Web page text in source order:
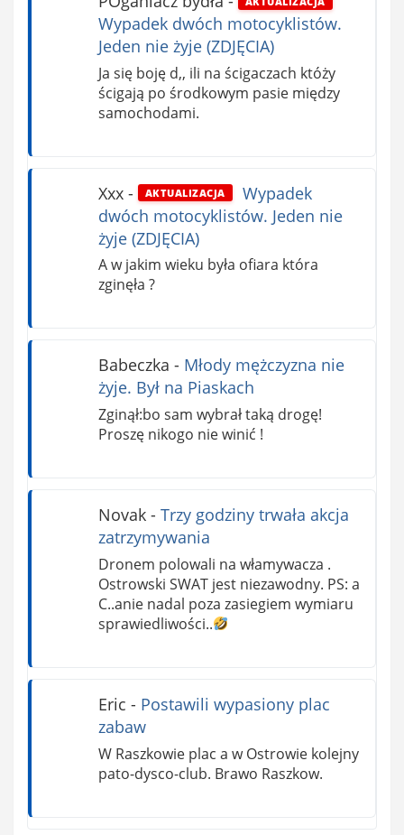
Wypadek dwóch motocyklistów.
Jeden nie żyje (ZDJĘCIA)
Ja się boję d,, ili na ścigaczach któży
ścigają po środkowym pasie między
samochodami.
Xxx- AKTUALIZACJA
Wypadek
dwóch motocyklistów. Jeden nie
żyje (ZDJĘCIA)
A w jakim wieku była ofiara która
zginęła ?
Babeczka - Młody mężczyzna nie
żyje. Był na Piaskach
Zginął:bo sam wybrał taką drogę!
Proszę nikogo nie winić !
Novak- Trzy godziny trwała akcja
zatrzymywania
Dronem polowali na włamywacza .
Ostrowski SWAT jest niezawodny. PS: a
C..anie nadal poza zasiegiem wymiaru
sprawiedliwości..
Eric - Postawili wypasiony plac
zabaw
W Raszkowie plac a w Ostrowie kolejny
pato-dysco-club. Brawo Raszkow.